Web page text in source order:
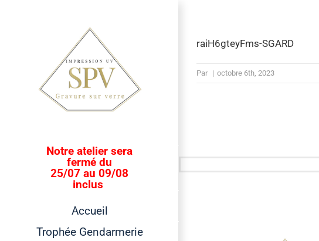
Notre atelier sera
fermé du
25/07 au 09/08
inclus
Accueil
Trophée Gendarmerie
raiH6gteyFms-SGARD
Par | octobre 6th, 2023